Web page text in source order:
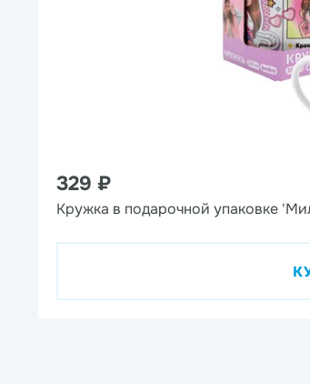
329 ₽
Кружка в подарочной упаковке